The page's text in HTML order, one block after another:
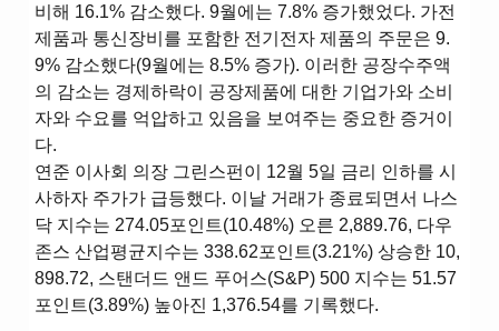
비해 16.1% 감소했다. 9월에는 7.8% 증가했었다. 가전
제품과 통신장비를 포함한 전기전자 제품의 주문은 9.
9% 감소했다(9월에는 8.5% 증가). 이러한 공장수주액
의 감소는 경제하락이 공장제품에 대한 기업가와 소비
자와 수요를 억압하고 있음을 보여주는 중요한 증거이
다.
연준 이사회 의장 그린스펀이 12월 5일 금리 인하를 시
사하자 주가가 급등했다. 이날 거래가 종료되면서 나스
닥 지수는 274.05포인트(10.48%) 오른 2,889.76, 다우
존스 산업평균지수는 338.62포인트(3.21%) 상승한 10,
898.72, 스탠더드 앤드 푸어스(S&P) 500 지수는 51.57
포인트(3.89%) 높아진 1,376.54를 기록했다.